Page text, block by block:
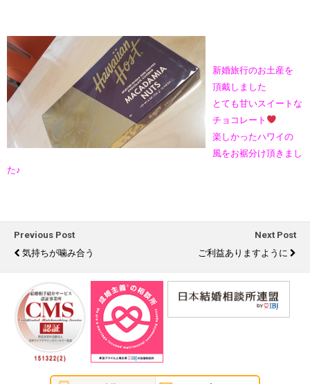
新婚旅行のお土産を
頂戴しました
とても甘いスイートな
チョコレート
楽しかったハワイの
風をお裾分け頂きまし
た♪
Previous Post
気持ちが噛み合う
Next Post
ご利益ありますように